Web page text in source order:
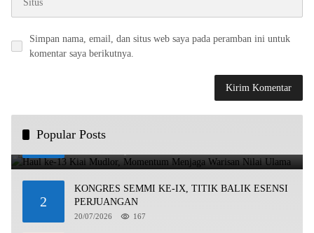
Simpan nama, email, dan situs web saya pada peramban ini untuk
komentar saya berikutnya.
Popular Posts
1
Nilai Ulama
2
KONGRES SEMMI KE-IX, TITIK BALIK ESENSI
PERJUANGAN
20/07/2026 167